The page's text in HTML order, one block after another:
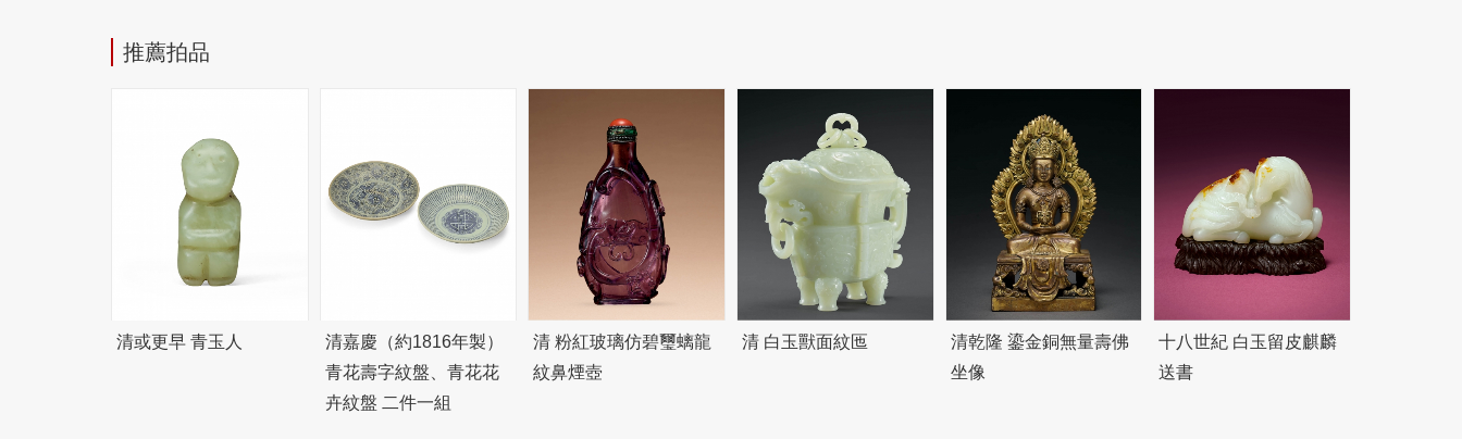
推薦拍品
清或更早 青玉人
清嘉慶（約1816年製）
青花壽字紋盤、青花花
卉紋盤 二件一組
清 粉紅玻璃仿碧璽螭龍
紋鼻煙壺
清 白玉獸面紋匜
清乾隆 鎏金銅無量壽佛
坐像
十八世紀 白玉留皮麒麟
送書